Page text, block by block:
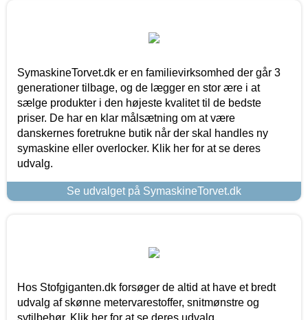
SymaskineTorvet.dk er en familievirksomhed der går 3
generationer tilbage, og de lægger en stor ære i at
sælge produkter i den højeste kvalitet til de bedste
priser. De har en klar målsætning om at være
danskernes foretrukne butik når der skal handles ny
symaskine eller overlocker. Klik her for at se deres
udvalg.
Se udvalget på SymaskineTorvet.dk
Hos Stofgiganten.dk forsøger de altid at have et bredt
udvalg af skønne metervarestoffer, snitmønstre og
sytilbehør. Klik her for at se deres udvalg.